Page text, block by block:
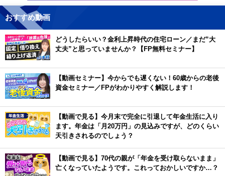
おすすめ動画
どうしたらいい？金利上昇時代の住宅ローン／まだ”大
丈夫”と思っていませんか？【FP無料セミナー】
【動画セミナー】今からでも遅くない！60歳からの老後
資金セミナー／FPがわかりやすく解説します！
【動画で見る】今月末で完全に引退して年金生活に入り
ます。年金は「月20万円」の見込みですが、どのくらい
天引きされるのでしょう？
【動画で見る】70代の親が「年金を受け取らないまま」
亡くなっていたようです。これっておかしいですか…？